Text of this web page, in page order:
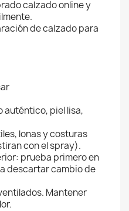
calzado online y
de calzado para
auténtico, piel lisa,
lonas y costuras
con el spray).
prueba primero en
descartar cambio de
Mantener